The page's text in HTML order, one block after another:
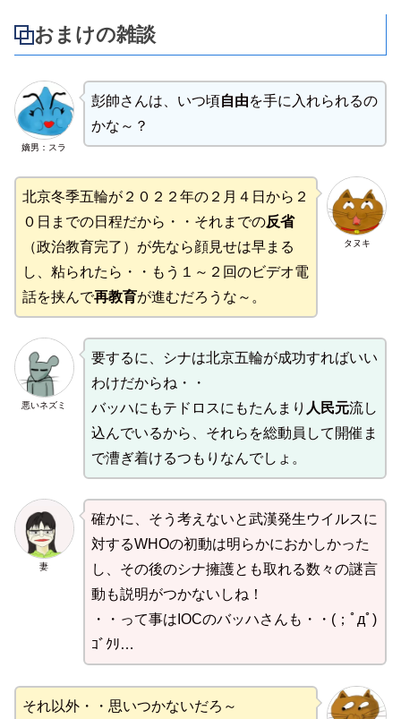
おまけの雑談
嫡男：スラ
彭帥さんは、いつ頃自由を手に入れられるの
かな～？
タヌキ
北京冬季五輪が２０２２年の２月４日から２
０日までの日程だから・・それまでの反省
（政治教育完了）が先なら顔見せは早まる
し、粘られたら・・もう１～２回のビデオ電
話を挟んで再教育が進むだろうな～。
悪いネズミ
要するに、シナは北京五輪が成功すればいい
わけだからね・・
バッハにもテドロスにもたんまり 人民元流し
込んでいるから、それらを総動員して開催ま
で漕ぎ着けるつもりなんでしょ。
妻
確かに、そう考えないと武漢発生ウイルスに
対するWHOの初動は明らかにおかしかった
し、その後のシナ擁護とも取れる数々の謎言
動も説明がつかないしね！
・・って事はIOCのバッハさんも・・(；ﾟдﾟ)
ｺﾞｸﾘ…
それ以外・・思いつかないだろ～